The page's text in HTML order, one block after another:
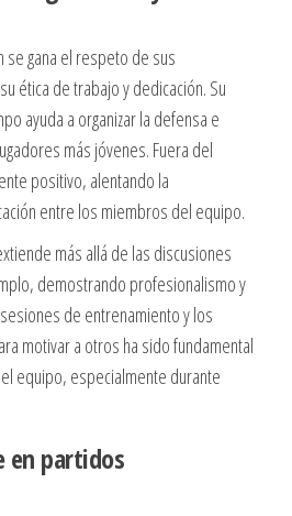
se gana el respeto de sus
ética de trabajo y dedicación. Su
ayuda a organizar la defensa e
más jóvenes. Fuera del
positivo, alentando la
entre los miembros del equipo.
más allá de las discusiones
demostrando profesionalismo y
de entrenamiento y los
motivar a otros ha sido fundamental
equipo, especialmente durante
en partidos